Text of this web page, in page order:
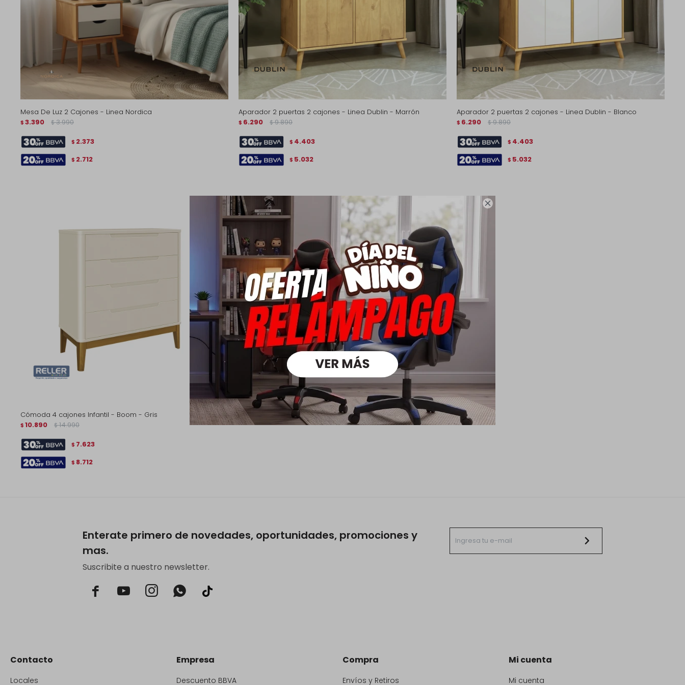

Mesa De Luz 2 Cajones - Linea Nordica
$ 3.390 $ 3.990
$ 2.373
$ 2.712
Aparador 2 puertas 2 cajones - Linea Dublin - Marrón
$ 6.290 $ 9.890
$ 4.403
$ 5.032
Aparador 2 puertas 2 cajones - Linea Dublin - Blanco
$ 6.290 $ 9.890
$ 4.403
$ 5.032
Cómoda 4 cajones Infantil - Boom - Gris
$ 10.890 $ 14.990
$ 7.623
$ 8.712
Enterate primero de novedades, oportunidades, promociones y
mas.
Suscribite a nuestro newsletter.
  
Contacto
Locales
Empresa
Descuento BBVA
Compra
Envíos y Retiros
Mi cuenta
Mi cuenta